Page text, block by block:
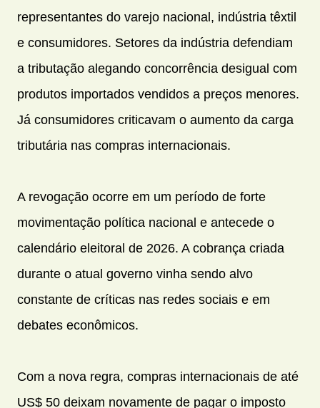
representantes do varejo nacional, indústria têxtil
e consumidores. Setores da indústria defendiam
a tributação alegando concorrência desigual com
produtos importados vendidos a preços menores.
Já consumidores criticavam o aumento da carga
tributária nas compras internacionais.
A revogação ocorre em um período de forte
movimentação política nacional e antecede o
calendário eleitoral de 2026. A cobrança criada
durante o atual governo vinha sendo alvo
constante de críticas nas redes sociais e em
debates econômicos.
Com a nova regra, compras internacionais de até
US$ 50 deixam novamente de pagar o imposto